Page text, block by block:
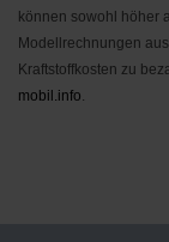
können sowohl höher
Modellrechnungen
Kraftstoffkosten zu
mobil.info